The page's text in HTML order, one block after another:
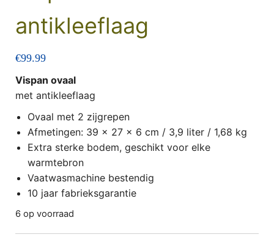
antikleeflaag
€99.99
Vispan ovaal
met antikleeflaag
Ovaal met 2 zijgrepen
Afmetingen: 39 x 27 x 6 cm / 3,9 liter / 1,68 kg
Extra sterke bodem, geschikt voor elke
warmtebron
Vaatwasmachine bestendig
10 jaar fabrieksgarantie
6 op voorraad